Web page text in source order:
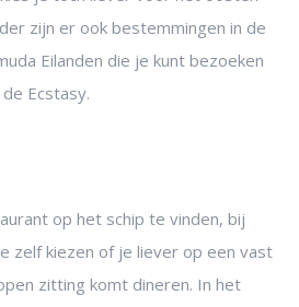
zijn er ook bestemmingen in de
Eilanden die je kunt bezoeken
Ecstasy.
op het schip te vinden, bij
zelf kiezen of je liever op een vast
zitting komt dineren. In het